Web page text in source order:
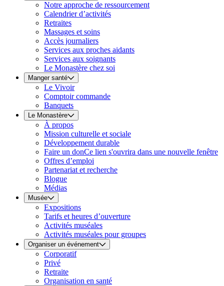
Notre approche de ressourcement
Calendrier d’activités
Retraites
Massages et soins
Accès journaliers
Services aux proches aidants
Services aux soignants
Le Monastère chez soi
Manger santé
Le Vivoir
Comptoir commande
Banquets
Le Monastère
À propos
Mission culturelle et sociale
Développement durable
Faire un donCe lien s'ouvrira dans une nouvelle fenêtre
Offres d’emploi
Partenariat et recherche
Blogue
Médias
Musée
Expositions
Tarifs et heures d’ouverture
Activités muséales
Activités muséales pour groupes
Organiser un événement
Corporatif
Privé
Retraite
Organisation en santé